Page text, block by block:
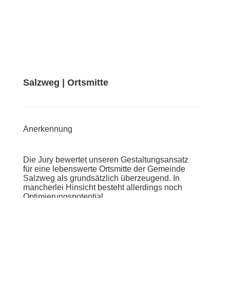
Salzweg | Ortsmitte
Anerkennung
Die Jury bewertet unseren Gestaltungsansatz
für eine lebenswerte Ortsmitte der Gemeinde
Salzweg als grundsätzlich überzeugend. In
mancherlei Hinsicht besteht allerdings noch
Optimierungspotential.